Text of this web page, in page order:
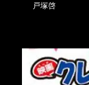
戸塚啓